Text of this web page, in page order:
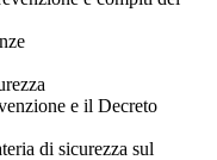
e il Decreto
di sicurezza sul